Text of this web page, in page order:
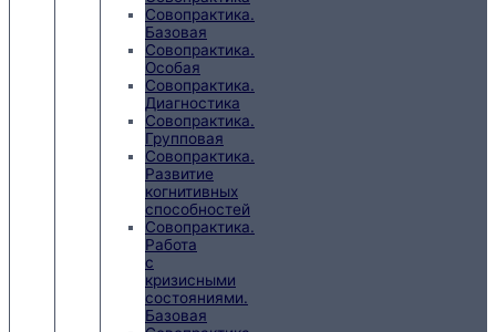
Совопрактика.
Базовая
Совопрактика.
Особая
Совопрактика.
Диагностика
Совопрактика.
Групповая
Совопрактика.
Развитие
когнитивных
способностей
Совопрактика.
Работа
с
кризисными
состояниями.
Базовая